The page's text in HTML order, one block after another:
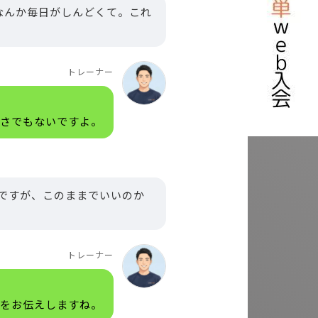
か毎日がしんどくて。これ
トレーナー
でもないですよ。
すが、このままでいいのか
トレーナー
お伝えしますね。